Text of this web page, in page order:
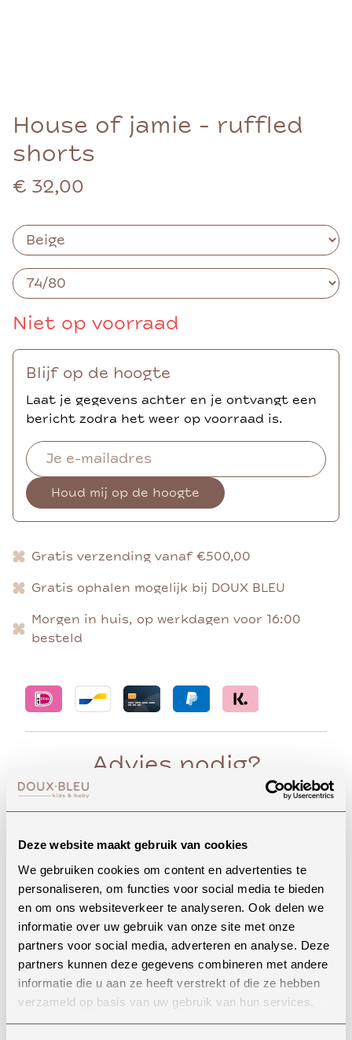
Deze website maakt gebruik van cookies
We gebruiken cookies om content en advertenties te
personaliseren, om functies voor social media te bieden
en om ons websiteverkeer te analyseren. Ook delen we
informatie over uw gebruik van onze site met onze
partners voor social media, adverteren en analyse. Deze
partners kunnen deze gegevens combineren met andere
informatie die u aan ze heeft verstrekt of die ze hebben
verzameld op basis van uw gebruik van hun services.
House of jamie - ruffled
shorts
€ 32,00
Niet op voorraad
Blijf op de hoogte
Laat je gegevens achter en je ontvangt een
bericht zodra het weer op voorraad is.
Houd mij op de hoogte
Gratis verzending vanaf €500,00
Gratis ophalen mogelijk bij DOUX BLEU
Morgen in huis, op werkdagen voor 16:00
besteld
Advies nodig?
Whatsapp
Onze winkel in Uden
Bekijk openingstijden